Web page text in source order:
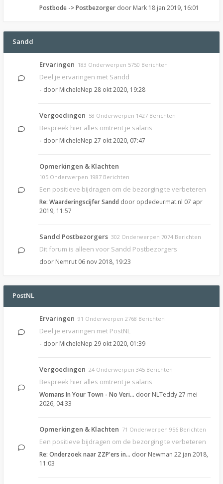
Postbode -> Postbezorger door Mark 18 jan 2019, 16:01
Sandd
Ervaringen 183 Onderwerpen 5750 Berichten
Deel je ervaringen met Sandd
- door MicheleNep 28 okt 2020, 19:28
Vergoedingen 58 Onderwerpen 1427 Berichten
Bespreek hier alles omtrent je salaris
- door MicheleNep 27 okt 2020, 07:47
Opmerkingen & Klachten
105 Onderwerpen 1987 Berichten
Een positieve bijdragen om de bezorging te verbeteren
Re: Waarderingscijfer Sandd door opdedeurmat.nl 07 apr
2019, 11:57
Sandd Postbezorgers 302 Onderwerpen 7074 Berichten
Dit forum is alleen voor Sandd Postbezorgers
door Nemrut 06 nov 2018, 19:23
PostNL
Ervaringen 91 Onderwerpen 2768 Berichten
Deel je ervaringen met PostNL
- door MicheleNep 29 okt 2020, 01:39
Vergoedingen 24 Onderwerpen 345 Berichten
Bespreek hier alles omtrent je salaris
Womans In Your Town - No Veri… door NLTeddy27 mei
2026, 04:33
Opmerkingen & Klachten 71 Onderwerpen 956 Berichten
Een positieve bijdragen om de bezorging te verbeteren
Re: Onderzoek naar ZZP'ers in… door Newman 22 jan 2018,
11:03